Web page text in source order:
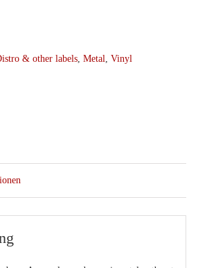
& other labels Metal Vinyl